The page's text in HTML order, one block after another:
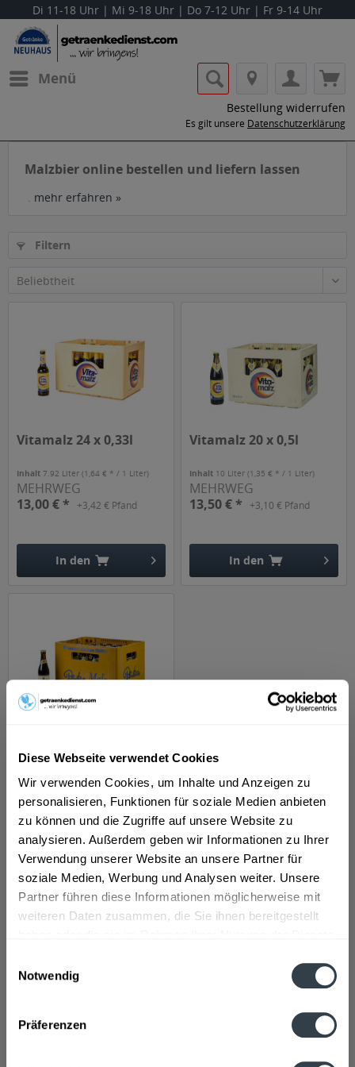
Diese Webseite verwendet Cookies
Wir verwenden Cookies, um Inhalte und Anzeigen zu
personalisieren, Funktionen für soziale Medien anbieten
zu können und die Zugriffe auf unsere Website zu
analysieren. Außerdem geben wir Informationen zu Ihrer
Verwendung unserer Website an unsere Partner für
soziale Medien, Werbung und Analysen weiter. Unsere
Partner führen diese Informationen möglicherweise mit
weiteren Daten zusammen, die Sie ihnen bereitgestellt
Notwendig
Präferenzen
Di 11-18 Uhr | Mi 9-18 Uhr | Do 7-12 Uhr | Fr 9-14 Uhr
Menü
Bestellung widerrufen
Es gilt unsere Datenschutzerklärung
Malzbier online bestellen und liefern lassen
. mehr erfahren »
Filtern
Vitamalz 24 x 0,33l
Inhalt7.92 Liter(1,64 € * / 1 Liter)
MEHRWEG
13,00 € *
+3,42 € Pfand
In den
Vitamalz 20 x 0,5l
Inhalt 10 Liter(1,35 € * / 1 Liter)
MEHRWEG
13,50 € *
+3,10 € Pfand
In den
Inhalt7.92 Liter(1,77 € * / 1 Liter)
MEHRWEG
14,00 € * +3,42 € Pfand
In den
Hinzugefügt
Malzbier bei getrankedienst.com bestellen und
geringen Alkoholgehalt haben und sich durch eine